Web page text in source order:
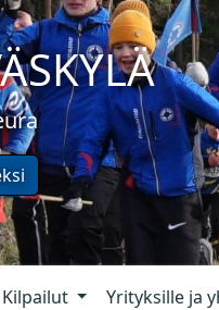
Kilpailut Yrityksille ja